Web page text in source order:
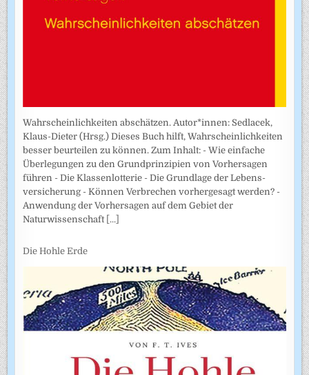
Wahrscheinlichkeiten abschätzen. Autor*innen: Sedlacek,
Klaus-Dieter (Hrsg.) Dieses Buch hilft, Wahrscheinlichkeiten
besser beurteilen zu können. Zum Inhalt: - Wie einfache
Überlegungen zu den Grundprinzipien von Vorhersagen
führen - Die Klassenlotterie - Die Grundlage der Lebens­
versicherung - Können Verbrechen vorhergesagt werden? -
Anwendung der Vorhersagen auf dem Gebiet der
Naturwissenschaft [...]
Die Hohle Erde